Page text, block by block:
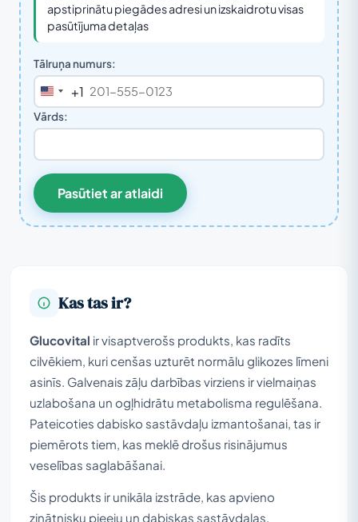
apstiprinātu piegādes adresi un izskaidrotu visas
pasūtījuma detaļas
Tālruņa numurs:
United
States
+1
Vārds:
Pasūtiet ar atlaidi
Kas tas ir?
Glucovital ir visaptverošs produkts, kas radīts
cilvēkiem, kuri cenšas uzturēt normālu glikozes līmeni
asinīs. Galvenais zāļu darbības virziens ir vielmaiņas
uzlabošana un ogļhidrātu metabolisma regulēšana.
Pateicoties dabisko sastāvdaļu izmantošanai, tas ir
piemērots tiem, kas meklē drošus risinājumus
veselības saglabāšanai.
Šis produkts ir unikāla izstrāde, kas apvieno
zinātnisku pieeju un dabiskas sastāvdaļas.